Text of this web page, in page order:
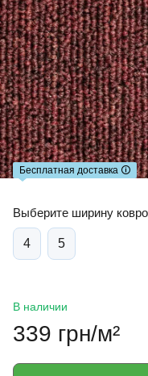
Бесплатная доставка 🛈
Выберите ширину
4 5
В наличии
339 грн/м²